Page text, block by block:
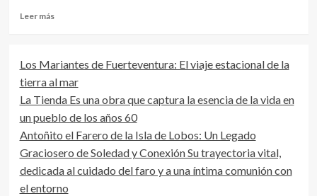
Leer másLeer
de
la
Universidad
de
La
Laguna
alumnos
del
I.E.S
Los Mariantes de Fuerteventura: El viaje estacional de la
tierra al mar
La Tienda Es una obra que captura la esencia de la vida en
un pueblo de los años 60
Antoñito el Farero de la Isla de Lobos: Un Legado
Graciosero de Soledad y Conexión Su trayectoria vital,
dedicada al cuidado del faro y a una íntima comunión con
el entorno